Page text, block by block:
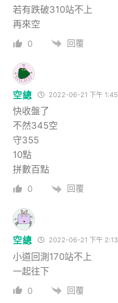
若有跌破310站不上
再來空
0 回覆
空總 2022-06-21 下午 1:45
快收盤了
不然345空
守355
10點
拼數百點
0 回覆
空總 2022-06-21 下午 2:13
小道回測170站不上
一起往下
0 回覆